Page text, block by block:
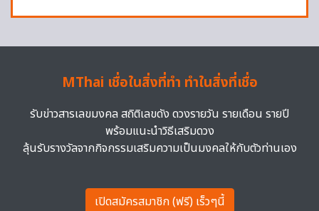
MThai เชื่อในสิ่งที่ทำ ทำในสิ่งที่เชื่อ
รับข่าวสารเลขมงคล สถิติเลขดัง ดวงรายวัน รายเดือน รายปี
พร้อมแนะนำวิธีเสริมดวง
ลุ้นรับรางวัลจากกิจกรรมเสริมความเป็นมงคลให้กับตัวท่านเอง
เปิดสมัครสมาชิก (ฟรี) เร็วๆนี้